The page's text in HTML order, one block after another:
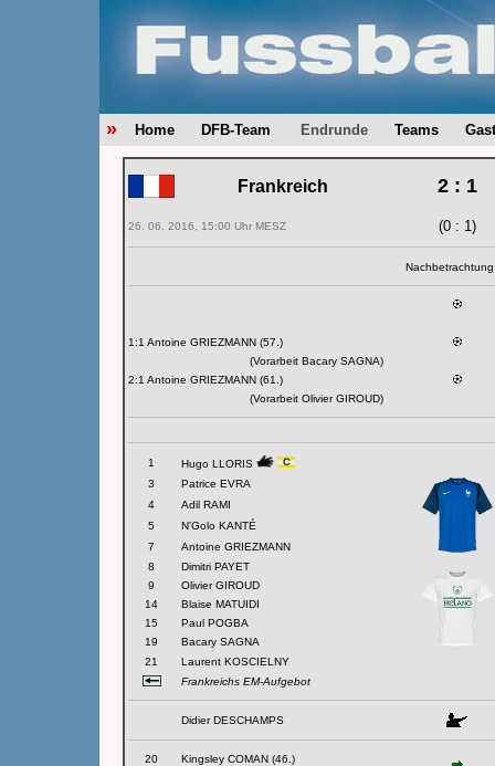
» Home DFB-Team Endrunde Teams
Frankreich 2 : 1
26. 06. 2016, 15:00 Uhr MESZ (0 : 1)
1:1 Antoine GRIEZMANN (57.)
(Vorarbeit Bacary SAGNA)
2:1 Antoine GRIEZMANN (61.)
(Vorarbeit Olivier GIROUD)
1
Hugo LLORIS
3
Patrice EVRA
4
Adil RAMI
5
N'Golo KANTÉ
7
Antoine GRIEZMANN
8
Dimitri PAYET
9
Olivier GIROUD
14
Blaise MATUIDI
15
Paul POGBA
19
Bacary SAGNA
21
Laurent KOSCIELNY
Frankreichs EM-Aufgebot
Didier DESCHAMPS
20
Kingsley COMAN (46.)